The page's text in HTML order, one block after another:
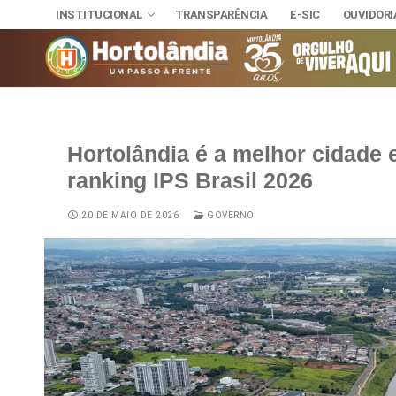
INSTITUCIONAL TRANSPARÊNCIA E-SIC
INSTITUCIONAL
Assuntos
Cultura
Esporte e
HINO,
Downloads
Telefones
Notícias
DIÁRIO OFICIAL
LEIS MUNICIPAIS
Hortolândia é a melhor cidade
ranking IPS Brasil 2026
20 DE MAIO DE 2026 GOVERNO